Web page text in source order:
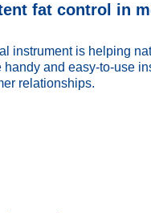
fat control in
instrument is helping
and easy-to-use
relationships.